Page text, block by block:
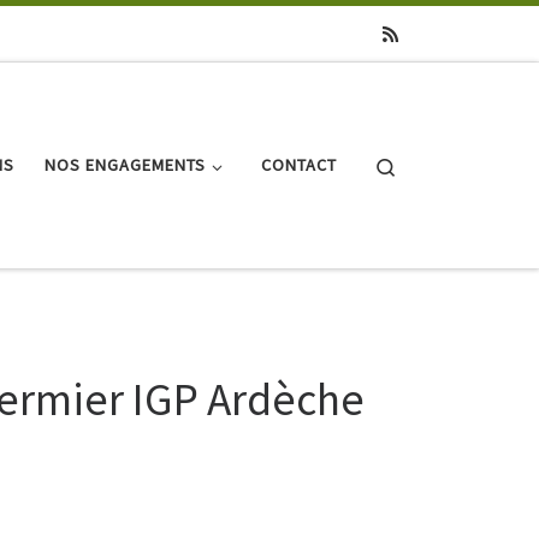
NOS ENGAGEMENTS CONTACT
IGP Ardèche